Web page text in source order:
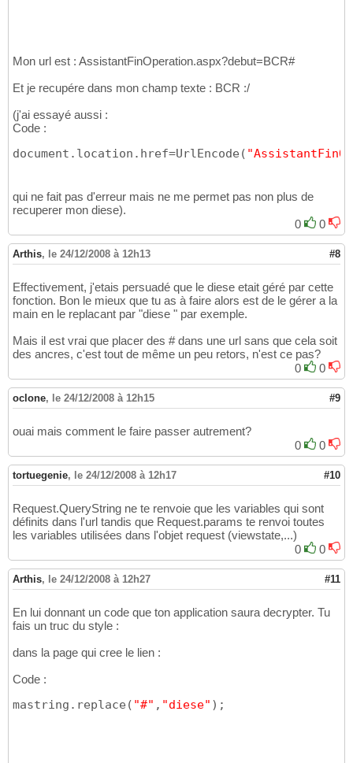
Mon url est : AssistantFinOperation.aspx?debut=BCR#
Et je recupére dans mon champ texte : BCR :/
(j'ai essayé aussi :
Code :
document.location.href=UrlEncode (
qui ne fait pas d'erreur mais ne me permet pas non plus de
recuperer mon diese).
0
0
Arthis, le 24/12/2008 à 12h13 #8
Effectivement, j'etais persuadé que le diese etait géré par cette
fonction. Bon le mieux que tu as à faire alors est de le gérer a la
main en le replacant par "diese " par exemple.
Mais il est vrai que placer des # dans une url sans que cela soit
des ancres, c'est tout de même un peu retors, n'est ce pas?
0
0
oclone, le 24/12/2008 à 12h15 #9
ouai mais comment le faire passer autrement?
0
0
tortuegenie, le 24/12/2008 à 12h17 #10
Request.QueryString ne te renvoie que les variables qui sont
définits dans l'url tandis que Request.params te renvoi toutes
les variables utilisées dans l'objet request (viewstate,...)
0
0
Arthis, le 24/12/2008 à 12h27 #11
En lui donnant un code que ton application saura decrypter. Tu
fais un truc du style :
dans la page qui cree le lien :
Code :
mastring.replace ( "#" , "diese" ) ;